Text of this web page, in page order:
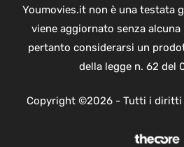
Youmovies.it non è una testata
viene aggiornato senza
pertanto considerarsi un
della legge n. 62 del
Copyright ©2026 - Tutti i